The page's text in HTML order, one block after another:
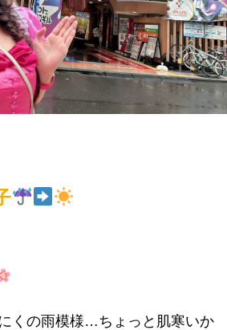
くの雨模様…ちょっと肌寒いか